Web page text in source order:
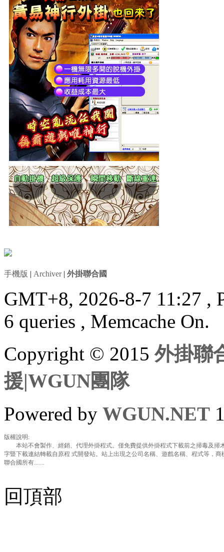
手機版 | Archiver| 外掛聯合國
GMT+8, 2026-8-7 11:27 ,
6 queries , Memcache On.
Copyright © 2015外掛聯
援|WGUN團隊
Powered by WGUN.NET
版權說明:
本站不會製作、經銷、代理外掛程式。僅免費提供外掛程式下載前之掃毒及掃
字暨下載連結轉載自原程 式開發站。站上出現之公司名稱、遊戲名稱、程式等，
聯合國所有.......
回頂部